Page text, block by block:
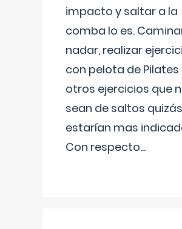
impacto y saltar a la
comba lo es.
nadar, realizar
con pelota de Pilates
otros ejercicios que
sean de saltos quizás
estarían mas
Con respecto...